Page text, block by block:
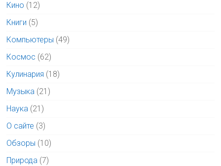
Кино (12)
Книги (5)
Компьютеры (49)
Космос (62)
Кулинария (18)
Музыка (21)
Наука (21)
О сайте (3)
Обзоры (10)
Природа (7)